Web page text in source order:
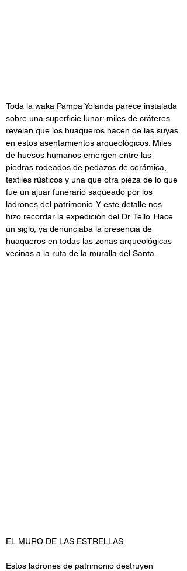
Toda la waka Pampa Yolanda parece instalada
sobre una superficie lunar: miles de cráteres
revelan que los huaqueros hacen de las suyas
en estos asentamientos arqueológicos. Miles
de huesos humanos emergen entre las
piedras rodeados de pedazos de cerámica,
textiles rústicos y una que otra pieza de lo que
fue un ajuar funerario saqueado por los
ladrones del patrimonio. Y este detalle nos
hizo recordar la expedición del Dr. Tello. Hace
un siglo, ya denunciaba la presencia de
huaqueros en todas las zonas arqueológicas
vecinas a la ruta de la muralla del Santa.
EL MURO DE LAS ESTRELLAS
Estos ladrones de patrimonio destruyen